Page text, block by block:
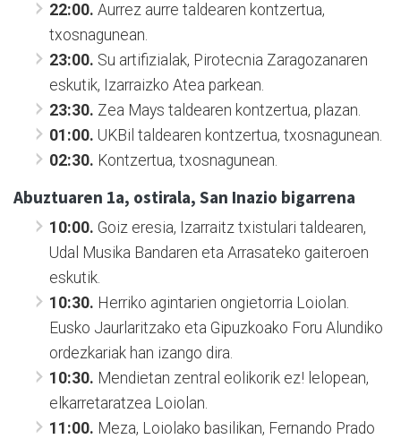
22:00. Aurrez aurre taldearen kontzertua,
txosnagunean.
23:00. Su artifizialak, Pirotecnia Zaragozanaren
eskutik, Izarraizko Atea parkean.
23:30. Zea Mays taldearen kontzertua, plazan.
01:00. UKBil taldearen kontzertua, txosnagunean.
02:30. Kontzertua, txosnagunean.
Abuztuaren 1a, ostirala, San Inazio bigarrena
10:00. Goiz eresia, Izarraitz txistulari taldearen,
Udal Musika Bandaren eta Arrasateko gaiteroen
eskutik.
10:30. Herriko agintarien ongietorria Loiolan.
Eusko Jaurlaritzako eta Gipuzkoako Foru Alundiko
ordezkariak han izango dira.
10:30. Mendietan zentral eolikorik ez! lelopean,
elkarretaratzea Loiolan.
11:00. Meza, Loiolako basilikan, Fernando Prado